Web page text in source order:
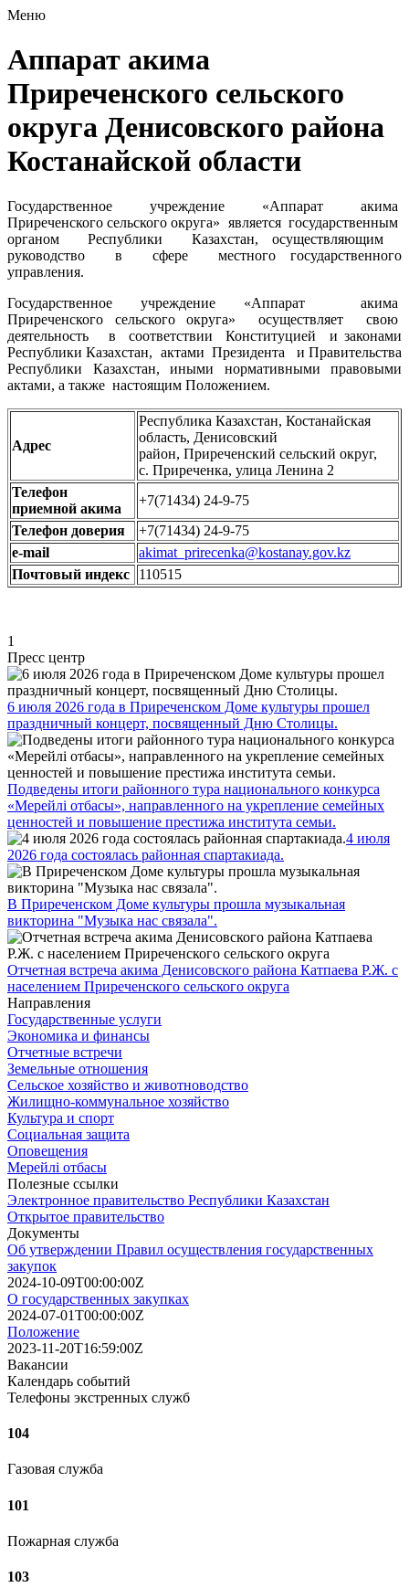
Меню
Аппарат акима
Приреченского сельского
округа Денисовского района
Костанайской области
Государственное учреждение «Аппарат акима
Приреченского сельского округа» является государственным
органом Республики Казахстан, осуществляющим
руководство в сфере местного государственного
управления.
Государственное учреждение «Аппарат акима
Приреченского сельского округа» осуществляет свою
деятельность в соответствии Конституцией и законами
Республики Казахстан, актами Президента и Правительства
Республики Казахстан, иными нормативными правовыми
актами, а также настоящим Положением.
Адрес
Республика Казахстан, Костанайская
область, Денисовский
район, Приреченский сельский округ,
с. Приреченка, улица Ленина 2
Телефон
приемной акима
+7(71434) 24-9-75
Телефон доверия
+7(71434) 24-9-75
e-mail
akimat_prirecenka@kostanay.gov.kz
Почтовый индекс
110515
1
Пресс центр
6 июля 2026 года в Приреченском Доме культуры прошел
праздничный концерт, посвященный Дню Столицы.
Подведены итоги районного тура национального конкурса
«Мерейлі отбасы», направленного на укрепление семейных
ценностей и повышение престижа института семьи.
4 июля
2026 года состоялась районная спартакиада.
В Приреченском Доме культуры прошла музыкальная
викторина "Музыка нас связала".
Отчетная встреча акима Денисовского района Катпаева Р.Ж. с
населением Приреченского сельского округа
Направления
Государственные услуги
Экономика и финансы
Отчетные встречи
Земельные отношения
Сельское хозяйство и животноводство
Жилищно-коммунальное хозяйство
Культура и спорт
Социальная защита
Оповещения
Мерейлi отбасы
Полезные ссылки
Электронное правительство Республики Казахстан
Открытое правительство
Документы
Об утверждении Правил осуществления государственных
закупок
2024-10-09T00:00:00Z
О государственных закупках
2024-07-01T00:00:00Z
Положение
2023-11-20T16:59:00Z
Вакансии
Календарь событий
Телефоны экстренных служб
104
Газовая служба
101
Пожарная служба
103